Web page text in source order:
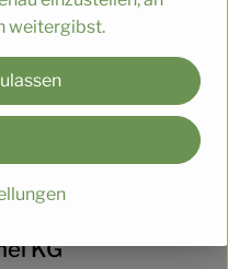
KG
weitergibst.